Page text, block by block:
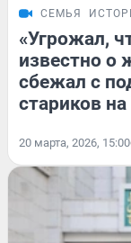
СЕМЬЯ
«Угрожал,
известно о
сбежал с
стариков
20 марта, 2026, 15:00